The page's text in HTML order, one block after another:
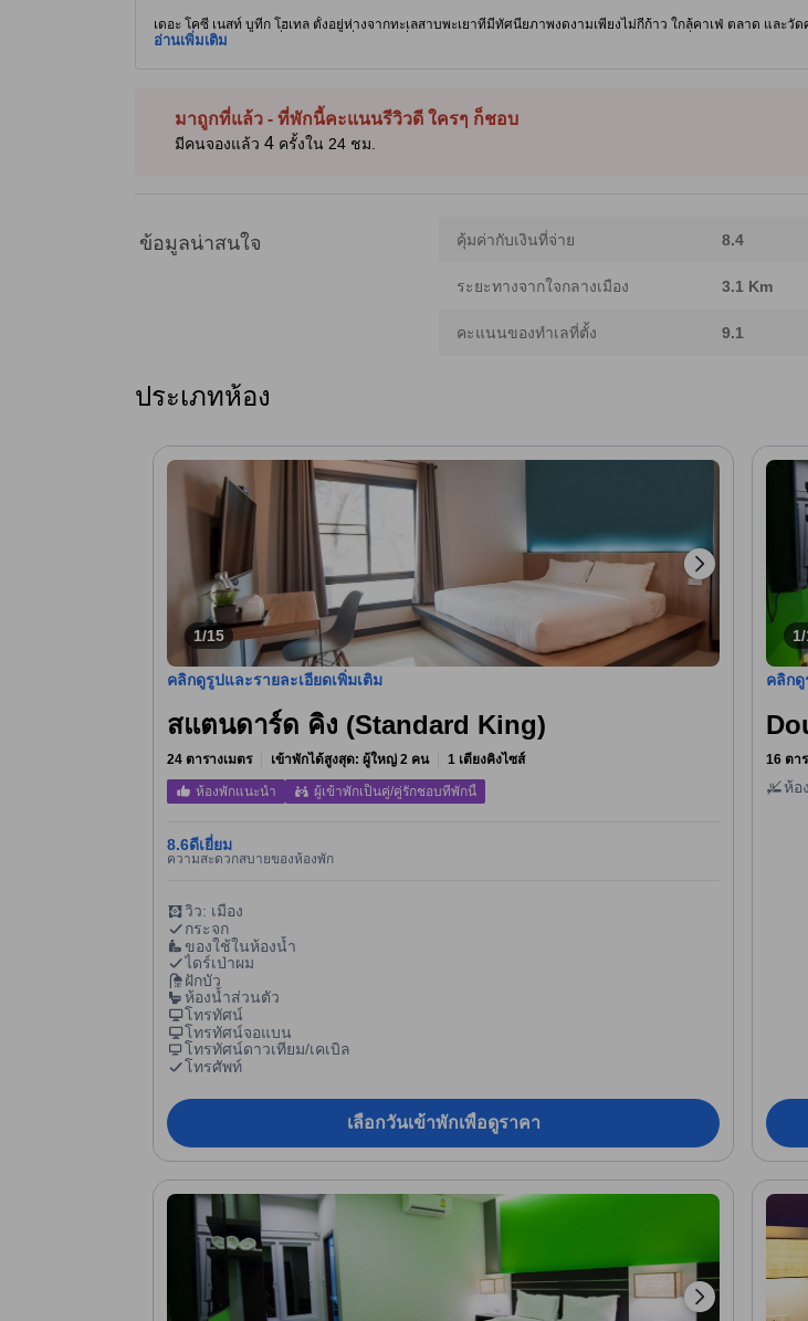
เดอะ โคซี่ เนสท์ บูทีก โฮเทล ตั้งอยู่ห่างจากทะเลสาบพะเยาที่มีทัศนียภาพงดงามเพียงไม่กี่ก้าว ใกล้คาเฟ่ ตลาด และวั
เหมาะสำหรับนักท่องเที่ยวสองท่านที่ต้องการที่พักผ่อนหย่อนใจ โรงแรมมีแผนกต้อนรับตลอด 24 ชั่วโมง บริการทำควา
อ่านเพิ่มเติม
มาถูกที่แล้ว - ที่พักนี้คะแนนรีวิวดี ใครๆ ก็ชอบ
มีคนจองแล้ว 4 ครั้งใน 24 ชม.
ข้อมูลน่าสนใจ คุ้มค่ากับเงินที่จ่าย 8.4
ระยะทางจากใจกลางเมือง 3.1 Km
คะแนนของทำเลที่ตั้ง 9.1
ประเภทห้อง
1/15
คลิกดูรูปและรายละเอียดเพิ่มเติม
สแตนดาร์ด คิง (Standard King)
24 ตารางเมตร เข้าพักได้สูงสุด: ผู้ใหญ่ 2 คน 1 เตียงคิงไซส์
ห้องพักแนะนำ ผู้เข้าพักเป็นคู่/คู่รักชอบที่พักนี้
8.6ดีเยี่ยม
ความสะดวกสบายของห้องพัก
วิว: เมือง
กระจก
ของใช้ในห้องน้ำ
ไดร์เป่าผม
ฝักบัว
ห้องน้ำส่วนตัว
โทรทัศน์
โทรทัศน์จอแบน
โทรทัศน์ดาวเทียม/เคเบิล
โทรศัพท์
เลือกวันเข้าพักเพื่อดูราคา
คลิกดู
16 ตา
ห้อ